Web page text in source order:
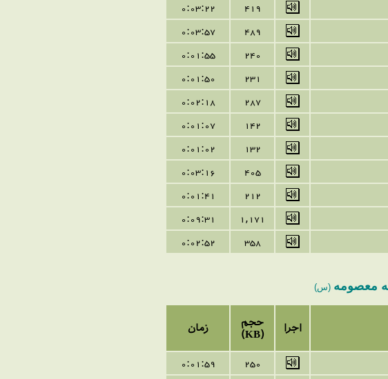
419
0:03:22
489
0:03:57
240
0:01:55
231
0:01:50
287
0:02:18
142
0:01:07
132
0:01:02
405
0:03:16
212
0:01:41
1,171
0:09:31
358
0:02:52
معصومه (س)
اجرا
حجم
(KB)
زمان
250
0:01:59